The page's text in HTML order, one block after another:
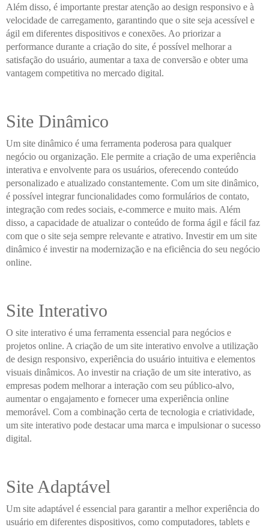
Além disso, é importante prestar atenção ao design responsivo e à
velocidade de carregamento, garantindo que o site seja acessível e
ágil em diferentes dispositivos e conexões. Ao priorizar a
performance durante a criação do site, é possível melhorar a
satisfação do usuário, aumentar a taxa de conversão e obter uma
vantagem competitiva no mercado digital.
Site Dinâmico
Um site dinâmico é uma ferramenta poderosa para qualquer
negócio ou organização. Ele permite a criação de uma experiência
interativa e envolvente para os usuários, oferecendo conteúdo
personalizado e atualizado constantemente. Com um site dinâmico,
é possível integrar funcionalidades como formulários de contato,
integração com redes sociais, e-commerce e muito mais. Além
disso, a capacidade de atualizar o conteúdo de forma ágil e fácil faz
com que o site seja sempre relevante e atrativo. Investir em um site
dinâmico é investir na modernização e na eficiência do seu negócio
online.
Site Interativo
O site interativo é uma ferramenta essencial para negócios e
projetos online. A criação de um site interativo envolve a utilização
de design responsivo, experiência do usuário intuitiva e elementos
visuais dinâmicos. Ao investir na criação de um site interativo, as
empresas podem melhorar a interação com seu público-alvo,
aumentar o engajamento e fornecer uma experiência online
memorável. Com a combinação certa de tecnologia e criatividade,
um site interativo pode destacar uma marca e impulsionar o sucesso
digital.
Site Adaptável
Um site adaptável é essencial para garantir a melhor experiência do
usuário em diferentes dispositivos, como computadores, tablets e